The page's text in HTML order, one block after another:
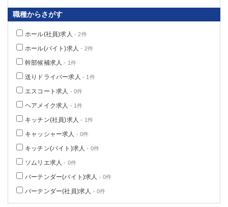
職種からさがす
ホール(社員)求人 - 2件
ホール(バイト)求人 - 2件
幹部候補求人 - 1件
送りドライバー求人 - 1件
エスコート求人 - 0件
ヘアメイク求人 - 1件
キッチン(社員)求人 - 1件
キャッシャー求人 - 0件
キッチン(バイト)求人 - 0件
ソムリエ求人 - 0件
バーテンダー(バイト)求人 - 0件
バーテンダー(社員)求人 - 0件